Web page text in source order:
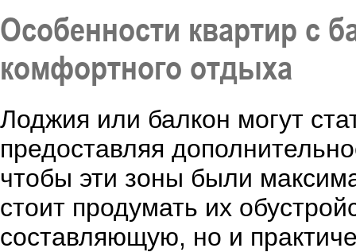
Особенности квартир с
комфортного отдыха
Лоджия или балкон могут
предоставляя
чтобы эти зоны были
стоит продумать их
составляющую, но и